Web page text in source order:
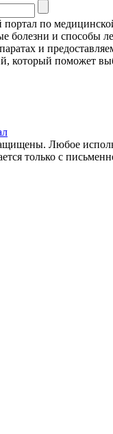
по
болезни и способы
и
который поможет
Любое
только с